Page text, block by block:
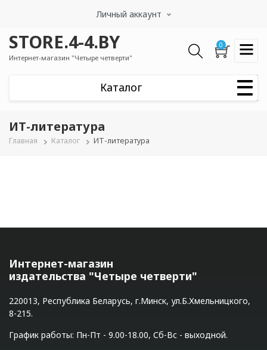
содержанию
Личный аккаунт
STORE.4-4.BY
Интернет-магазин "Четыре четверти"
0
ИТ-литература
Строка
Главная Каталог ИТ-литература
Интернет-магазин
издательства "Четыре четверти"
220013, Республика Беларусь, г.Минск, ул.Б.Хмельницкого,
8-215.
График работы: Пн-Пт - 9.00-18.00, Сб-Вс - выходной.